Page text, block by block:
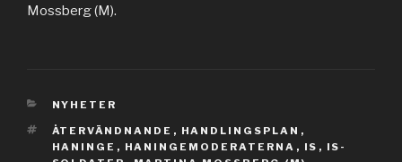
Mossberg (M).
KATEGORIER
NYHETER
TAGGAR
ÅTERVÄNDNANDE , HANDLINGSPLAN ,
HANINGE , HANINGEMODERATERNA , IS , IS-